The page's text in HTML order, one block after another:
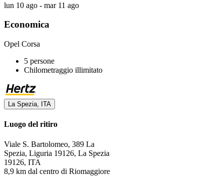
lun 10 ago - mar 11 ago
Economica
Opel Corsa
5 persone
Chilometraggio illimitato
La Spezia, ITA
Luogo del ritiro
Viale S. Bartolomeo, 389 La
Spezia, Liguria 19126, La Spezia
19126, ITA
8,9 km dal centro di Riomaggiore